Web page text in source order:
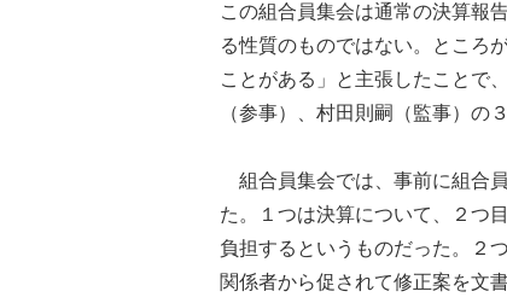
この組合員集会は通常の決算報
る性質のものではない。ところ
ことがある」と主張したことで
（参事）、村田則嗣（監事）の
組合員集会では、事前に組合
た。１つは決算について、２つ
負担するというものだった。２
関係者から促されて修正案を文